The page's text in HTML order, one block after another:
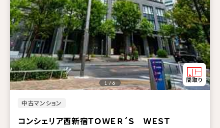
中古マンション
コンシェリア西新宿ＴＯＷＥＲ´Ｓ ＷＥＳＴ
1 / 6